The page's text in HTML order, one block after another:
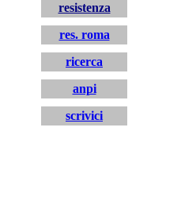
resistenza
res. roma
ricerca
anpi
scrivici